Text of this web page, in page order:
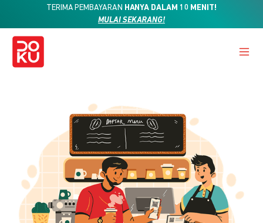
TERIMA PEMBAYARAN HANYA DALAM 10 MENIT!
MULAI SEKARANG!